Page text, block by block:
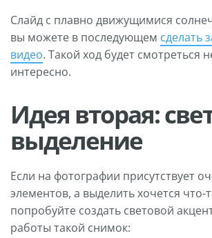
Слайд с плавно движущимися
вы можете в последующем сделать
видео. Такой ход будет смотреться
интересно.
Идея вторая:
выделение
Если на фотографии присутствует
элементов, а выделить хочется что-
попробуйте создать световой
работы такой снимок: